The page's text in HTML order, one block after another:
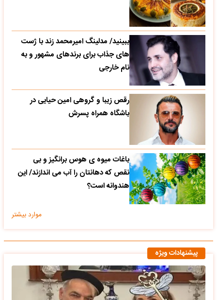
ببینید/ مدلینگ امیرمحمد زند با ژست
های جذاب برای برندهای مشهور و به
نام خارجی
رقص زیبا و گروهی امین حیایی در
باشگاه همراه پسرش
باغات میوه ی هوس برانگیز و بی
نقص که دهانتان را آب می اندازند/ این
هندوانه است؟
موارد بیشتر
پیشنهادات ویژه